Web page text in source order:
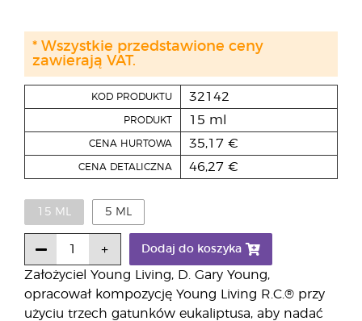
Założyciel Young Living, D. Gary Young,
opracował kompozycję Young Living R.C.® przy
użyciu trzech gatunków eukaliptusa, aby nadać
KOD PRODUKTU 32142
PRODUKT 15 ml
CENA HURTOWA 35,17 €
CENA DETALICZNA 46,27 €
15 ML 5 ML
Dodaj do koszyka
* Wszystkie przedstawione ceny
zawierają VAT.